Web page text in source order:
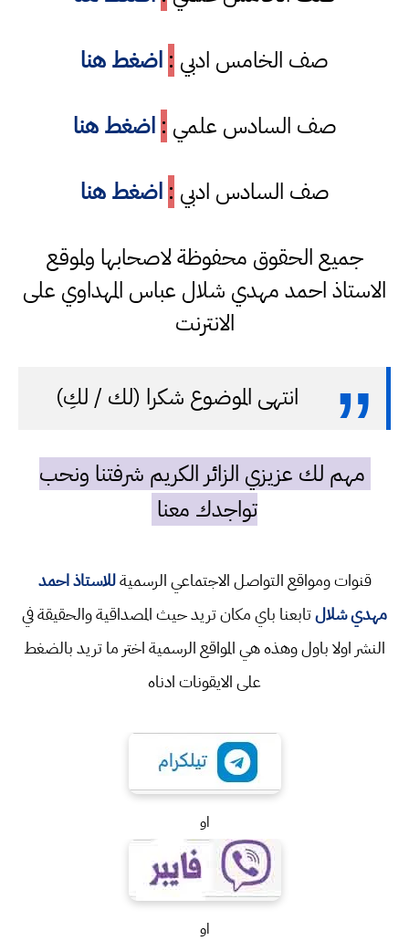
صف الخامس ادبي : اضغط هنا
صف السادس علمي : اضغط هنا
صف السادس ادبي : اضغط هنا
جميع الحقوق محفوظة لاصحابها ولموقع
الاستاذ احمد مهدي شلال عباس المهداوي على
الانترنت
انتهى الموضوع شكرا (لك / لكِ)
مهم لك عزيزي الزائر الكريم شرفتنا ونحب
تواجدك معنا
قنوات ومواقع التواصل الاجتماعي الرسميةللاستاذ احمد
مهدي شلالتابعنا باي مكان تريد حيث المصداقية والحقيقة في
النشر اولا باول وهذه هي المواقع الرسمية اختر ما تريد بالضغط
على الايقونات ادناه
او
او